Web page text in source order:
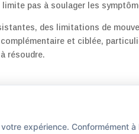
pas à soulager les
des limitations de
complémentaire et ciblée,
résoudre.
expérience. Conformément